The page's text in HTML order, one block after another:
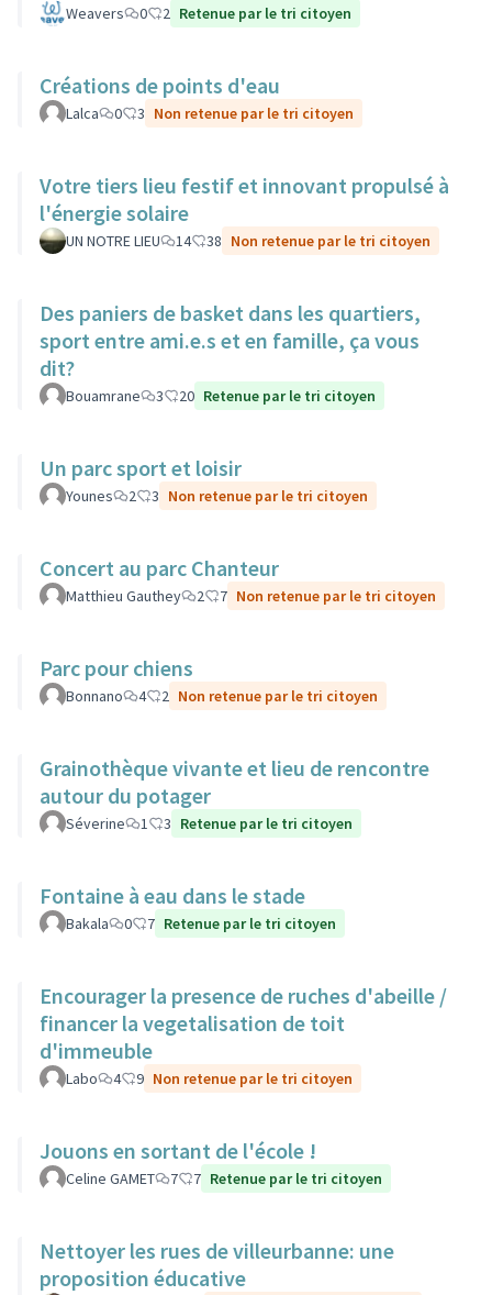
Weavers 0 2 Retenue par le tri citoyen
Créations de points d'eau
Lalca 0 3 Non retenue par le tri citoyen
Votre tiers lieu festif et innovant propulsé à
l'énergie solaire
UN NOTRE LIEU 14 38 Non retenue par le tri citoyen
Des paniers de basket dans les quartiers,
sport entre ami.e.s et en famille, ça vous
dit?
Bouamrane 3 20 Retenue par le tri citoyen
Un parc sport et loisir
Younes 2 3 Non retenue par le tri citoyen
Concert au parc Chanteur
Matthieu Gauthey 2 7 Non retenue par le tri citoyen
Parc pour chiens
Bonnano 4 2 Non retenue par le tri citoyen
Grainothèque vivante et lieu de rencontre
autour du potager
Séverine 1 3 Retenue par le tri citoyen
Fontaine à eau dans le stade
Bakala 0 7 Retenue par le tri citoyen
Encourager la presence de ruches d'abeille /
financer la vegetalisation de toit
d'immeuble
Labo 4 9 Non retenue par le tri citoyen
Jouons en sortant de l'école !
Celine GAMET 7 7 Retenue par le tri citoyen
Nettoyer les rues de villeurbanne: une
proposition éducative